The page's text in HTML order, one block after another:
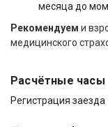
месяца до
Рекомендуем и
медицинского
Расчётные часы
Регистрация